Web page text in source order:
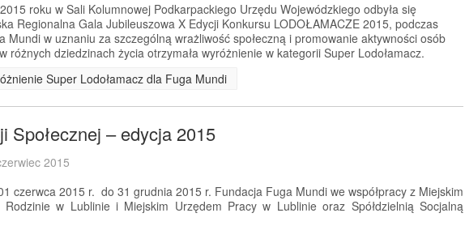
roku w Sali Kolumnowej Podkarpackiego Urzędu Wojewódzkiego odbyła się
Regionalna Gala Jubileuszowa X Edycji Konkursu LODOŁAMACZE 2015, podczas
Mundi w uznaniu za szczególną wrażliwość społeczną i promowanie aktywności osób
różnych dziedzinach życia otrzymała wyróżnienie w kategorii Super Lodołamacz.
Super Lodołamacz dla Fuga Mundi
Społecznej – edycja 2015
2015
czerwca 2015 r. do 31 grudnia 2015 r. Fundacja Fuga Mundi we współpracy z Miejskim
Rodzinie w Lublinie i Miejskim Urzędem Pracy w Lublinie oraz Spółdzielnią Socjalną